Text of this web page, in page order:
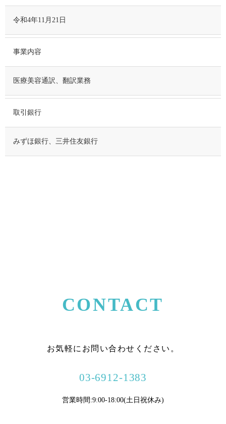
令和4年11月21日
事業内容
医療美容通訳、翻訳業務
取引銀行
みずほ銀行、三井住友銀行
CONTACT
お気軽にお問い合わせください。
03-6912-1383
営業時間:9:00-18:00(土日祝休み)